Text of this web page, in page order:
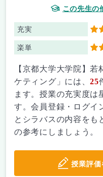
この先生の
充実 4.5
楽単 3
【京都大学大学院】
ケティング」には、25
ます。授業の充実度は
す。会員登録・ログイ
とシラバスの内容をも
の参考にしましょう。
授業評価